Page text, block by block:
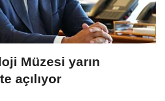
Müzesi yarın
açılıyor